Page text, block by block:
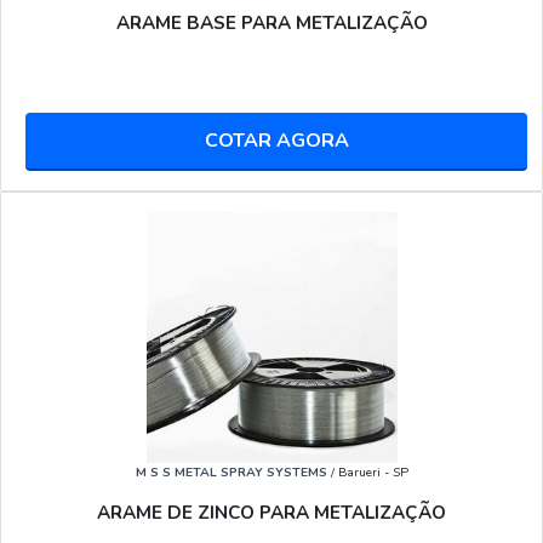
Garanta camadas espessas e uniformes;
Aumente a aderência da tinta e o fluxo de saída;
Permita um revestimento melhor em crateras e
ARAME BASE PARA METALIZAÇÃO
COTAR AGORA
M S S METAL SPRAY SYSTEMS / Barueri - SP
ARAME DE ZINCO PARA METALIZAÇÃO